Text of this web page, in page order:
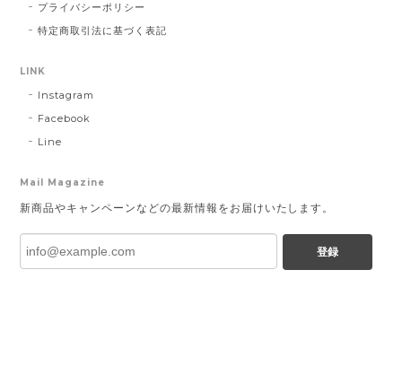
プライバシーポリシー
特定商取引法に基づく表記
LINK
Instagram
Facebook
Line
Mail Magazine
新商品やキャンペーンなどの最新情報をお届けいたします。
登録